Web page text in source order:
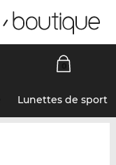
Lunettes de sport